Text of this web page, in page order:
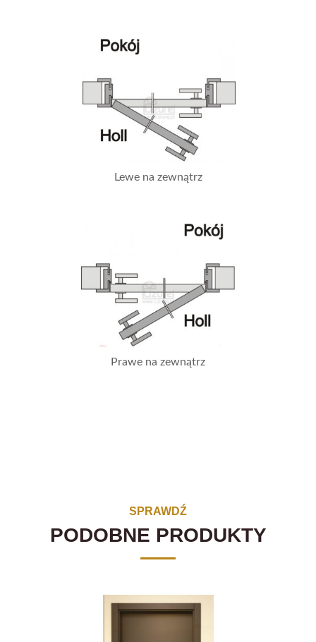
Lewe na zewnątrz
Prawe na zewnątrz
SPRAWDŹ
PODOBNE PRODUKTY